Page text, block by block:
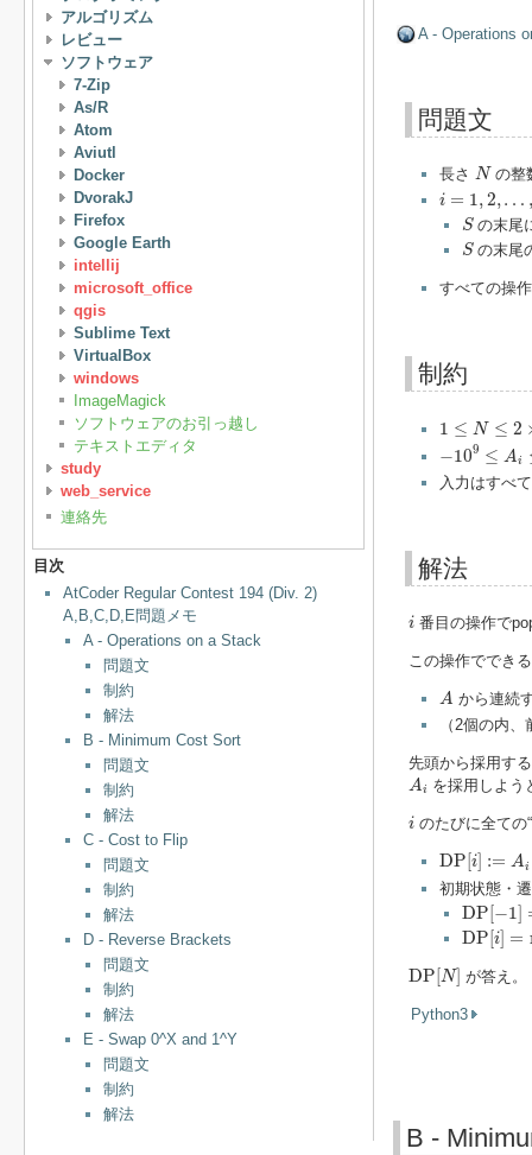
アルゴリズム
レビュー
ソフトウェア
7-Zip
As/R
Atom
Aviutl
Docker
DvorakJ
Firefox
Google Earth
intellij
microsoft_office
qgis
Sublime Text
VirtualBox
windows
ImageMagick
ソフトウェアのお引っ越し
テキストエディタ
study
web_service
連絡先
目次
AtCoder Regular Contest 194 (Div. 2)
A,B,C,D,E問題メモ
A - Operations on a Stack
問題文
制約
解法
B - Minimum Cost Sort
問題文
制約
解法
C - Cost to Flip
問題文
制約
解法
D - Reverse Brackets
問題文
制約
解法
E - Swap 0^X and 1^Y
問題文
制約
解法
A - Operations
問題文
長さ N
N の整
i = 1,2,… ,
= 2 …
S
Sの末尾
S
Sの末尾
すべての操
制約
1 ≤ N ≤ 2
≤2 105
−109 ≤ A i
109≤ ≤10
入力はすべ
解法
i番目の操作で
この操作ででき
A
A から連続
（2個の内
先頭から採用す
Ai
Ai を採用しよう
iのたびに全ての
DP[i] := Ai
DP[i]:=
初期状態・
DP[−1]
DP[− 1]=
DP i =
DP[i]=
DP N]
DP[N] が答え。
Python3
B -